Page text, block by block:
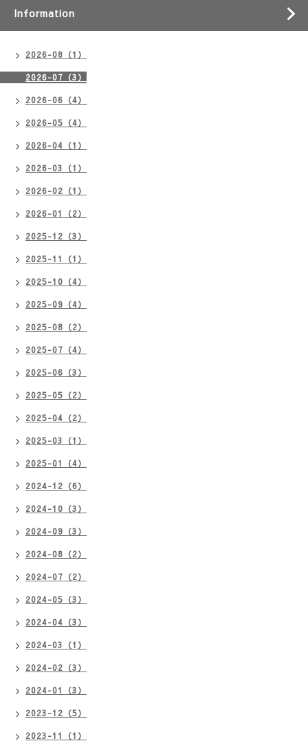
Information
2026-08（1）
2026-07（3）
2026-06（4）
2026-05（4）
2026-04（1）
2026-03（1）
2026-02（1）
2026-01（2）
2025-12（3）
2025-11（1）
2025-10（4）
2025-09（4）
2025-08（2）
2025-07（4）
2025-06（3）
2025-05（2）
2025-04（2）
2025-03（1）
2025-01（4）
2024-12（6）
2024-10（3）
2024-09（3）
2024-08（2）
2024-07（2）
2024-05（3）
2024-04（3）
2024-03（1）
2024-02（3）
2024-01（3）
2023-12（5）
2023-11（1）